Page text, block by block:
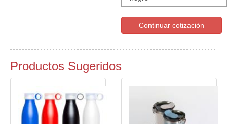
Continuar cotización
Productos Sugeridos